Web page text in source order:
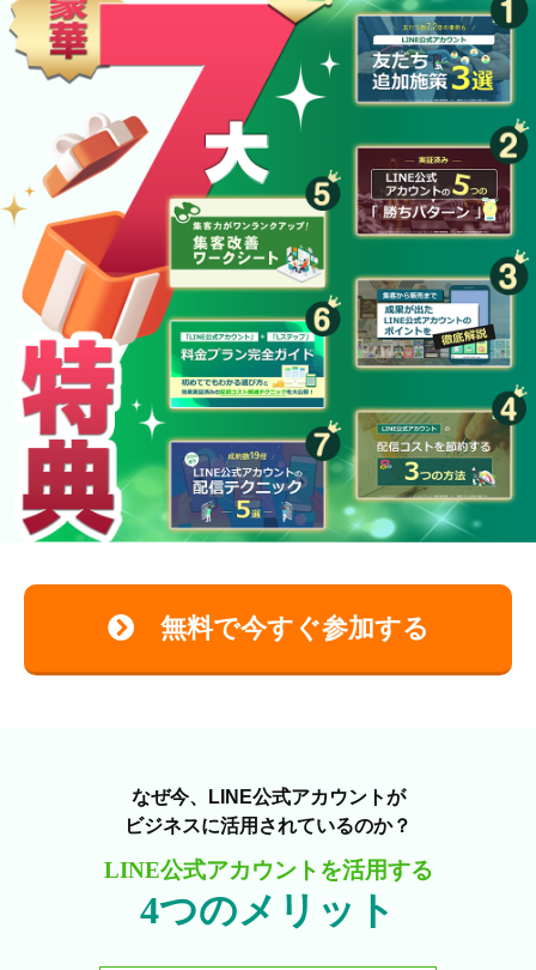
無料で今すぐ参加する
なぜ今、LINE公式アカウントが
ビジネスに活用されているのか？
LINE公式アカウントを活用する
4つのメリット